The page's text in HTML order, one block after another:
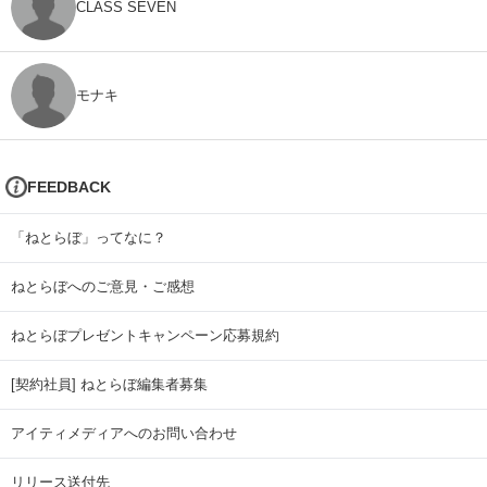
CLASS SEVEN
モナキ
FEEDBACK
「ねとらぼ」ってなに？
ねとらぼへのご意見・ご感想
ねとらぼプレゼントキャンペーン応募規約
[契約社員] ねとらぼ編集者募集
アイティメディアへのお問い合わせ
リリース送付先